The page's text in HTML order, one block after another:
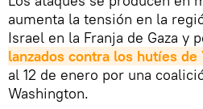
aumenta la tensión en la
Israel en la Franja de Gaza y
lanzados contra los hutíes de
al 12 de enero por una
Washington.